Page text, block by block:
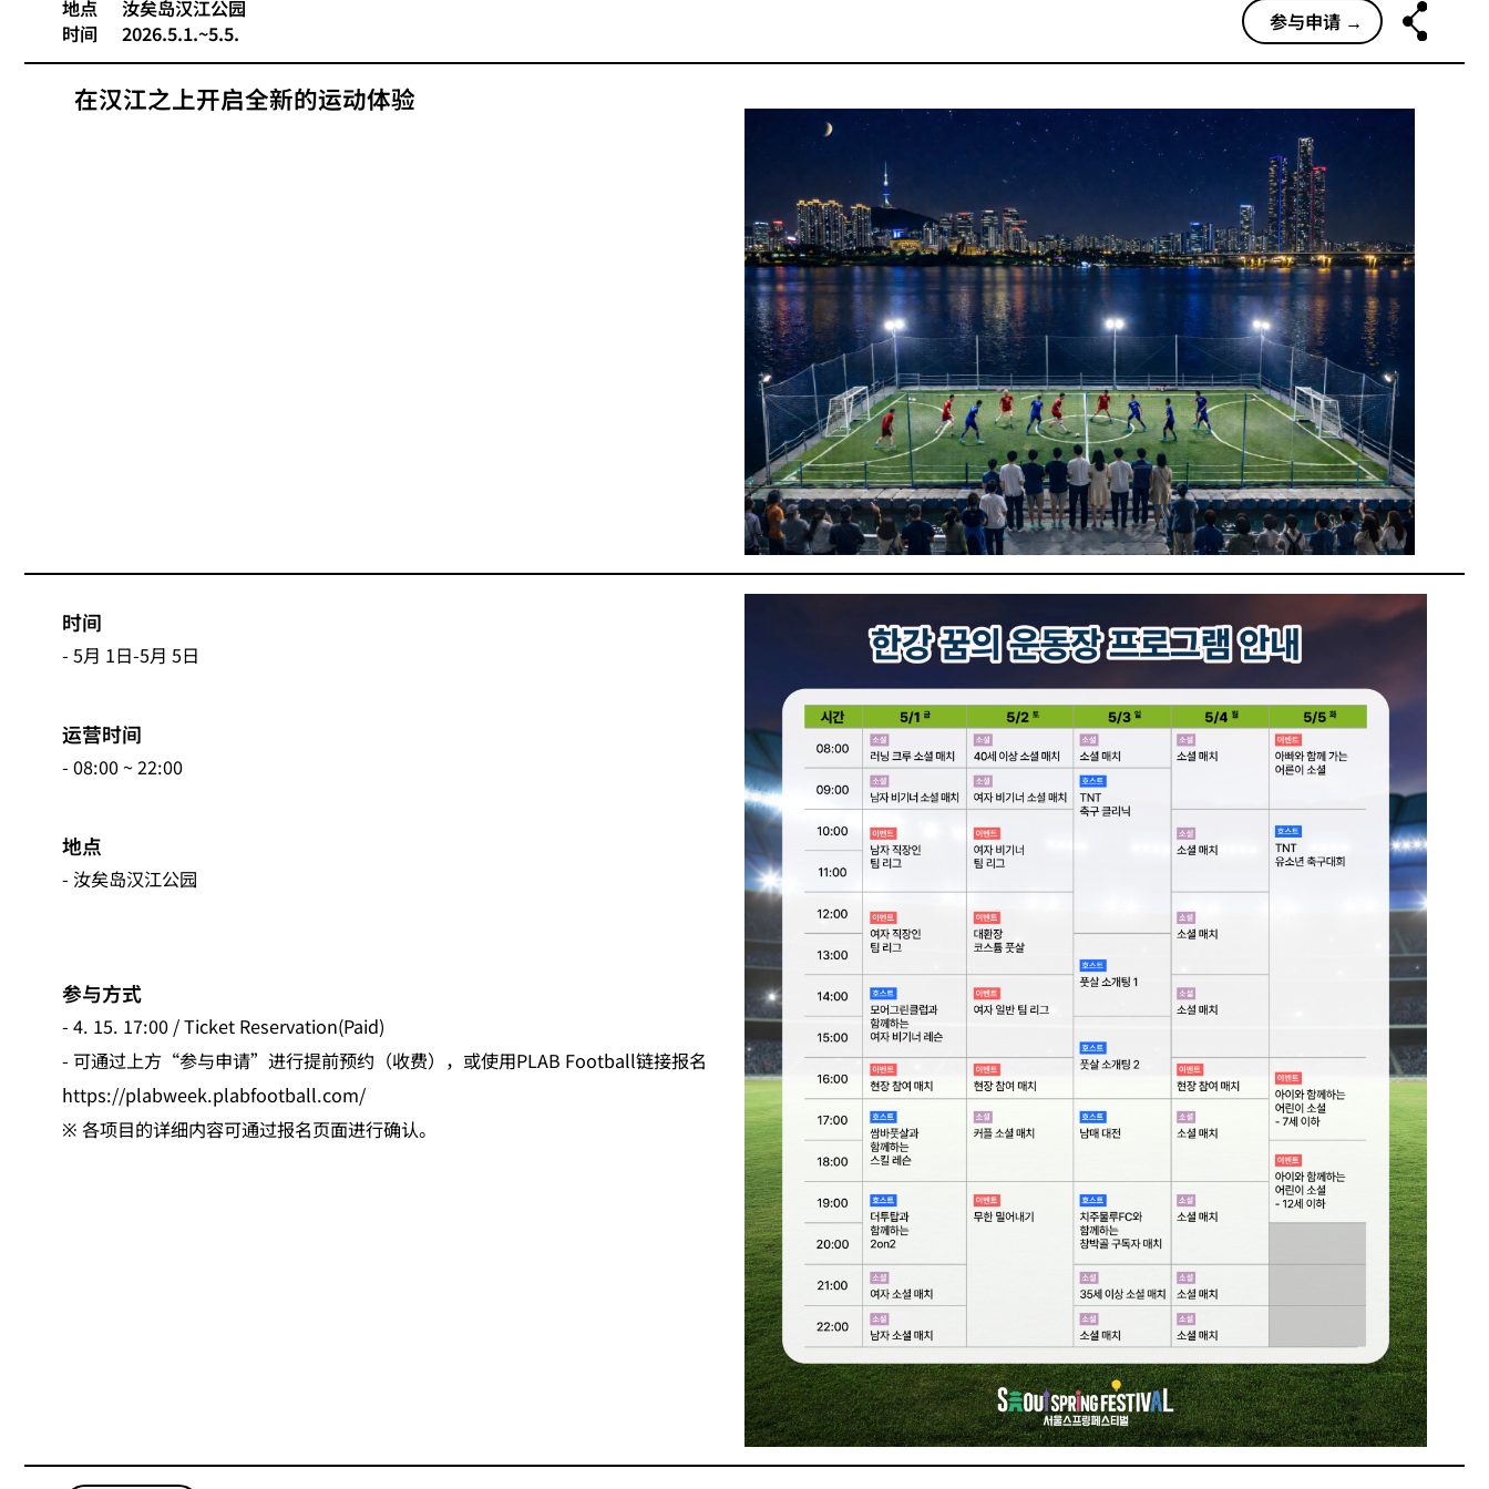
地点
汝矣岛汉江公园
时间
2026.5.1.~5.5. 参与申请 →
在汉江之上开启全新的运动体验
时间
- 5月 1日-5月 5日
运营时间
- 08:00 ~ 22:00
地点
- 汝矣岛汉江公园
参与方式
- 4. 15. 17:00 / Ticket Reservation(Paid)
- 可通过上方“参与申请”进行提前预约（收费），或使用PLAB Football链接报名
https://plabweek.plabfootball.com/
※ 各项目的详细内容可通过报名页面进行确认。